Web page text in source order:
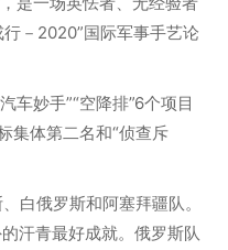
－2020”国际军事手艺论
妙手”“空降排”6个项目
集体第二名和“侦查斥
白俄罗斯和阿塞拜疆队。
汗青最好成就。俄罗斯队